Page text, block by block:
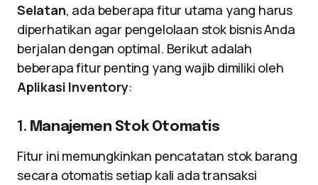
Selatan, ada beberapa fitur utama yang harus
diperhatikan agar pengelolaan stok bisnis Anda
berjalan dengan optimal. Berikut adalah
beberapa fitur penting yang wajib dimiliki oleh
Aplikasi Inventory:
1. Manajemen Stok Otomatis
Fitur ini memungkinkan pencatatan stok barang
secara otomatis setiap kali ada transaksi